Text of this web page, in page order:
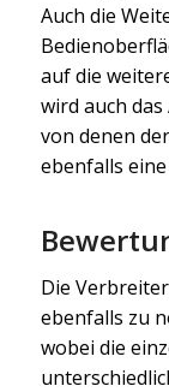
Auch die
auf die
wird auch
von denen
ebenfalls
Die
ebenfalls zu
wobei die